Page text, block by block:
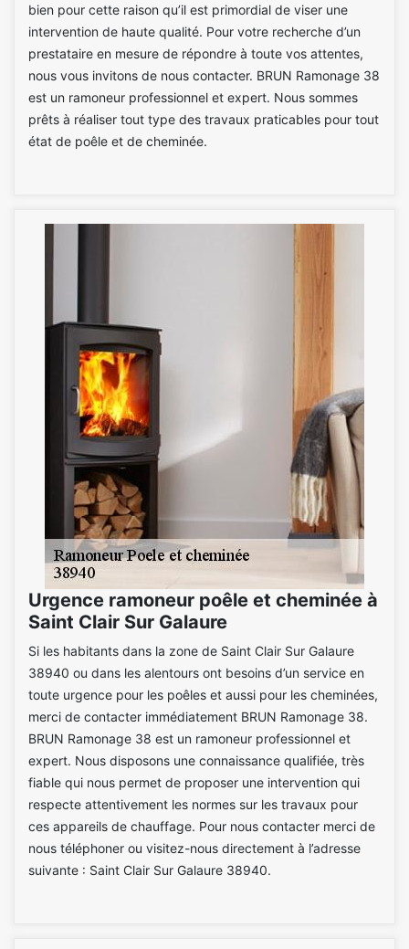
bien pour cette raison qu’il est primordial de viser une
intervention de haute qualité. Pour votre recherche d’un
prestataire en mesure de répondre à toute vos attentes,
nous vous invitons de nous contacter. BRUN Ramonage 38
est un ramoneur professionnel et expert. Nous sommes
prêts à réaliser tout type des travaux praticables pour tout
état de poêle et de cheminée.
Urgence ramoneur poêle et cheminée à
Saint Clair Sur Galaure
Si les habitants dans la zone de Saint Clair Sur Galaure
38940 ou dans les alentours ont besoins d’un service en
toute urgence pour les poêles et aussi pour les cheminées,
merci de contacter immédiatement BRUN Ramonage 38.
BRUN Ramonage 38 est un ramoneur professionnel et
expert. Nous disposons une connaissance qualifiée, très
fiable qui nous permet de proposer une intervention qui
respecte attentivement les normes sur les travaux pour
ces appareils de chauffage. Pour nous contacter merci de
nous téléphoner ou visitez-nous directement à l’adresse
suivante : Saint Clair Sur Galaure 38940.